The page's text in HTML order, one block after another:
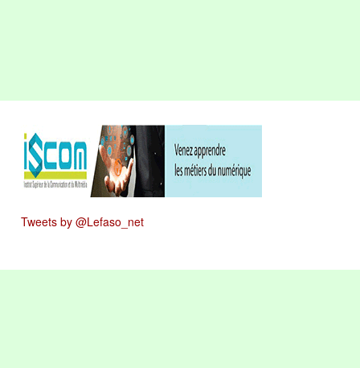
Tweets by @Lefaso_net